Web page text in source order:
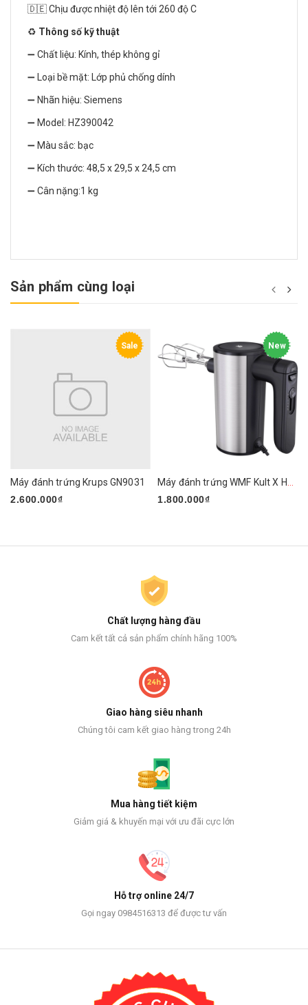
🇩🇪 Chịu được nhiệt độ lên tới 260 độ C
♻️ Thông số kỹ thuật
➖ Chất liệu: Kính, thép không gỉ
➖ Loại bề mặt: Lớp phủ chống dính
➖ Nhãn hiệu: Siemens
➖ Model: HZ390042
➖ Màu sắc: bạc
➖ Kích thước: 48,5 x 29,5 x 24,5 cm
➖ Cân nặng:1 kg
Sản phẩm cùng loại
Sale
Máy đánh trứng Krups GN9031
2.600.000₫
New
1.800.000₫
Chất lượng hàng đầu
Cam kết tất cả sản phẩm chính hãng 100%
Giao hàng siêu nhanh
Chúng tôi cam kết giao hàng trong 24h
Mua hàng tiết kiệm
Giảm giá & khuyến mại với ưu đãi cực lớn
Hỗ trợ online 24/7
Gọi ngay 0984516313 để được tư vấn